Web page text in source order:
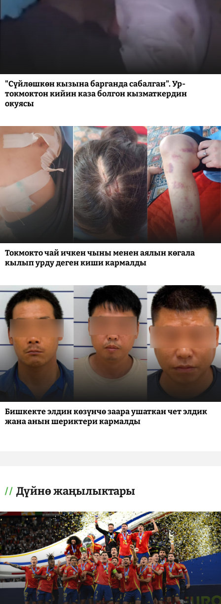
"Сүйлөшкөн кызына барганда сабалган". Ур-
токмоктон кийин каза болгон кызматкердин
окуясы
Токмокто чай ичкен чыны менен аялын көгала
кылып урду деген киши кармалды
Бишкекте элдин көзүнчө заара ушаткан чет элдик
жана анын шериктери кармалды
Дүйнө жаңылыктары